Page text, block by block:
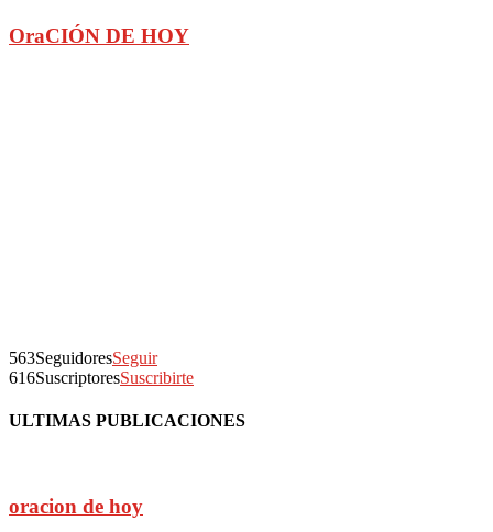
OraCIÓN DE HOY
563SeguidoresSeguir
616SuscriptoresSuscribirte
ULTIMAS PUBLICACIONES
oracion de hoy